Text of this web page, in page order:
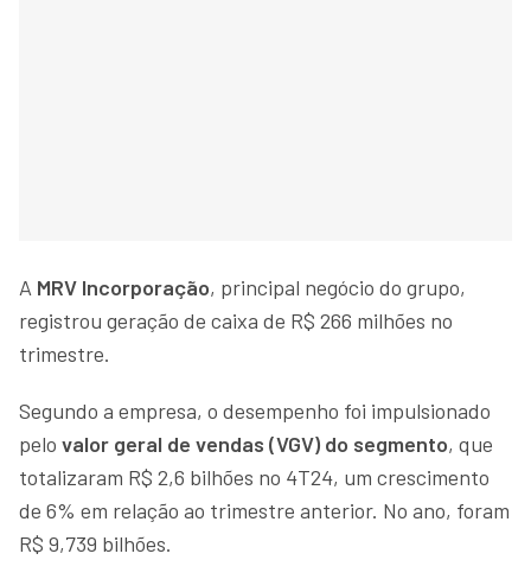
A MRV Incorporação, principal negócio do grupo,
registrou geração de caixa de R$ 266 milhões no
trimestre.
Segundo a empresa, o desempenho foi impulsionado
pelo valor geral de vendas (VGV) do segmento, que
totalizaram R$ 2,6 bilhões no 4T24, um crescimento
de 6% em relação ao trimestre anterior. No ano, foram
R$ 9,739 bilhões.